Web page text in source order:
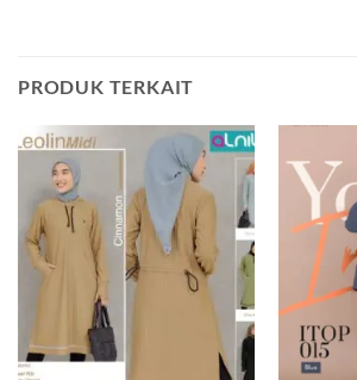
PRODUK TERKAIT